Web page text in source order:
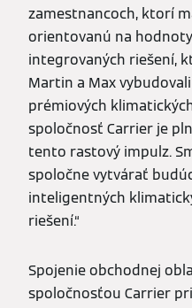
zamestnancoch, ktorí
orientovanú na
integrovaných riešení,
Martin a Max
prémiových
spoločnosť Carrier je
tento rastový impulz.
spoločne vytvárať
inteligentných
riešení.“
Spojenie obchodnej
spoločnosťou Carrier